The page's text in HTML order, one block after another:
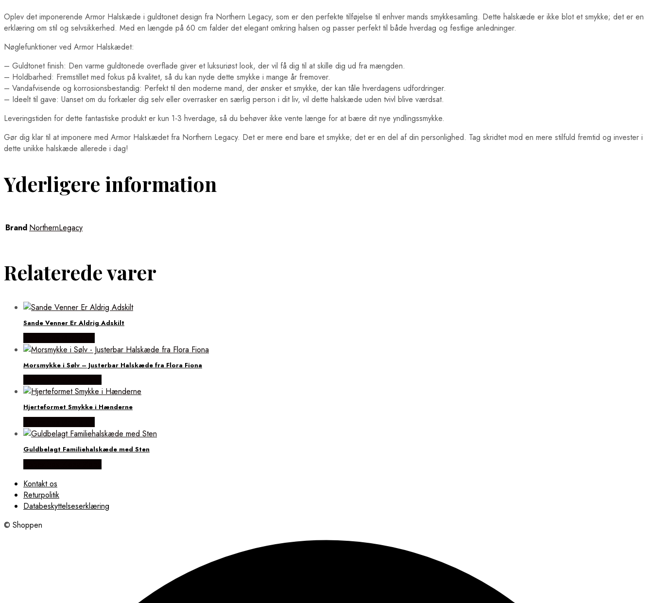
Oplev det imponerende Armor Halskæde i guldtonet design fra Northern Legacy, som er den perfekte tilføjelse til enhver mands smykkesamling. Dette halskæde er ikke blot et smykke; det er en
erklæring om stil og selvsikkerhed. Med en længde på 60 cm falder det elegant omkring halsen og passer perfekt til både hverdag og festlige anledninger.
Nøglefunktioner ved Armor Halskædet:
– Guldtonet finish: Den varme guldtonede overflade giver et luksuriøst look, der vil få dig til at skille dig ud fra mængden.
– Holdbarhed: Fremstillet med fokus på kvalitet, så du kan nyde dette smykke i mange år fremover.
– Vandafvisende og korrosionsbestandig: Perfekt til den moderne mand, der ønsker et smykke, der kan tåle hverdagens udfordringer.
– Ideelt til gave: Uanset om du forkæler dig selv eller overrasker en særlig person i dit liv, vil dette halskæde uden tvivl blive værdsat.
Leveringstiden for dette fantastiske produkt er kun 1-3 hverdage, så du behøver ikke vente længe for at bære dit nye yndlingssmykke.
Gør dig klar til at imponere med Armor Halskædet fra Northern Legacy. Det er mere end bare et smykke; det er en del af din personlighed. Tag skridtet mod en mere stilfuld fremtid og invester i
dette unikke halskæde allerede i dag!
Yderligere information
Brand NorthernLegacy
Relaterede varer
Sande Venner Er Aldrig Adskilt
Morsmykke i Sølv – Justerbar Halskæde fra Flora Fiona
Hjerteformet Smykke i Hænderne
Guldbelagt Familiehalskæde med Sten
Kontakt os
Returpolitik
Databeskyttelseserklæring
© Shoppen